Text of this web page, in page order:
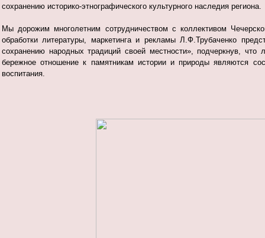
сохранению историко-этнографического культурного наследия региона.
Мы дорожим многолетним сотрудничеством с коллективом
обработки литературы, маркетинга и рекламы Л.Ф.Трубаченко
сохранению народных традиций своей местности», подчеркнув,
бережное отношение к памятникам истории и природы являются
воспитания.